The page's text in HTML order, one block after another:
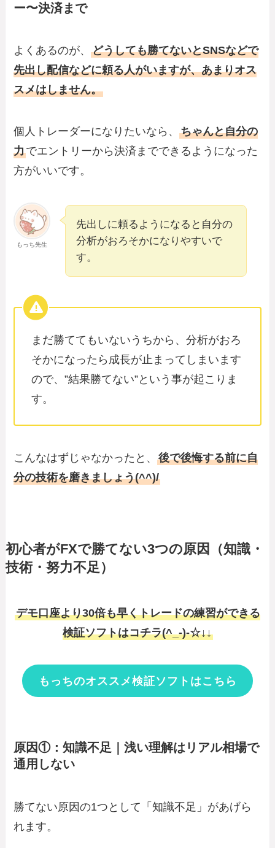
ー〜決済まで
よくあるのが、どうしても勝てないとSNSなどで
先出し配信などに頼る人がいますが、あまりオス
スメはしません。
個人トレーダーになりたいなら、ちゃんと自分の
力でエントリーから決済までできるようになった
方がいいです。
もっち先生
先出しに頼るようになると自分の
分析がおろそかになりやすいで
す。
まだ勝ててもいないうちから、分析がおろ
そかになったら成長が止まってしまいます
ので、”結果勝てない”という事が起こりま
す。
こんなはずじゃなかったと、後で後悔する前に自
分の技術を磨きましょう(^^)/
初心者がFXで勝てない3つの原因（知識・
技術・努力不足）
デモ口座より30倍も早くトレードの練習ができる
検証ソフトはコチラ(^_-)-☆↓↓
もっちのオススメ検証ソフトはこちら
原因①：知識不足｜浅い理解はリアル相場で
通用しない
勝てない原因の1つとして「知識不足」があげら
れます。